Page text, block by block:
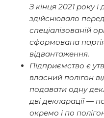
З кінця 2021 року
здійснювало
спеціалізованій
сформована
відвантаження.
Підприємство є
власний полігон
подавати одну
дві декларації —
окремо і по